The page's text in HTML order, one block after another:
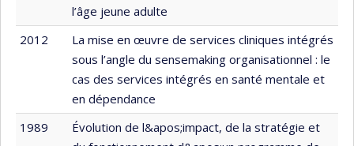
l’âge jeune adulte
2012
La mise en œuvre de services cliniques intégrés
sous l’angle du sensemaking organisationnel : le
cas des services intégrés en santé mentale et
en dépendance
1989
Évolution de l&apos;impact, de la stratégie et